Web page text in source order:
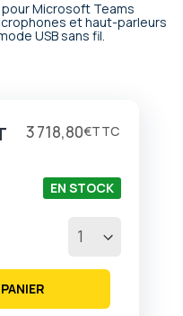
Microsoft Teams
et haut-parleurs
USB sans fil.
3 718,80€
EN STOCK